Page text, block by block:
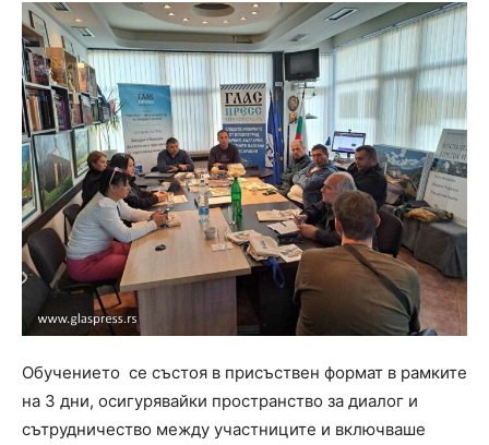
Обучението се състоя в присъствен формат в рамките
на 3 дни, осигурявайки пространство за диалог и
сътрудничество между участниците и включваше